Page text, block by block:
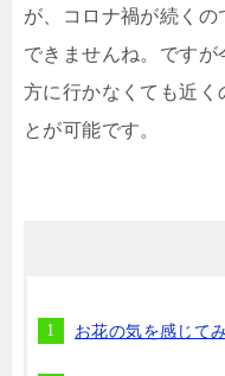
が、コロナ禍が続くの
できませんね。です
方に行かなくても近く
とが可能です。
お花の気を感じて